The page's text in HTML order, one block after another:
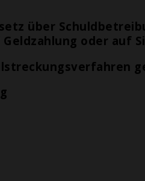
über
oder auf